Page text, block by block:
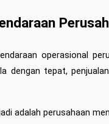
operasional
dengan tepat,
adalah perusahaan